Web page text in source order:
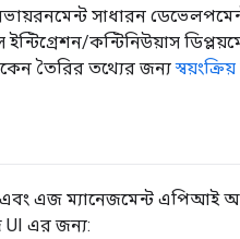
সাধারন
কন্টিনিউয়াস
তৈরির তথ্যের জন্য
এজ ম্যানেজমেন্ট এপিআই
UI এর জন্য: